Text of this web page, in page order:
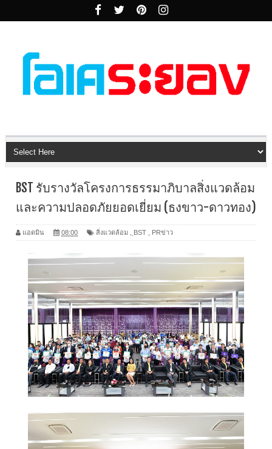
BST รับรางวัลโครงการธรรมาภิบาลสิ่งแวดล้อม
และความปลอดภัยยอดเยี่ยม (ธงขาว-ดาวทอง)
แอดมิน 08:00 สิ่งแวดล้อม ฺBST PRข่าว